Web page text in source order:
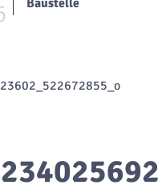
Baustelle